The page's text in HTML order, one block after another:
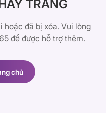
TRANG
đã bị xóa. Vui lòng
để được hỗ trợ thêm.
chủ
chủ